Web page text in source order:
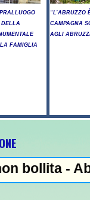
DELLA
FAMIGLIA
CAMPAGNA
AGLI
di
NEWS IN